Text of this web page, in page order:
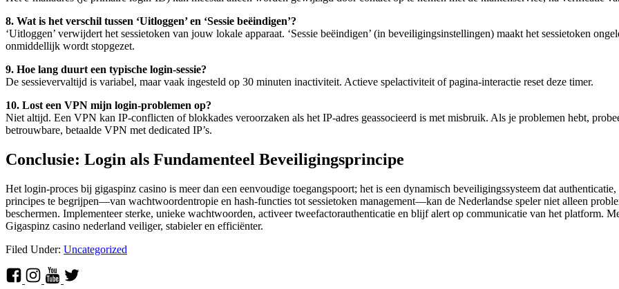
8. Wat is het verschil tussen ‘Uitloggen’ en ‘Sessie beëindigen’?
‘Uitloggen’ verwijdert het sessietoken van jouw lokale apparaat. ‘Sessie beëindigen’ (in beveiligingsinstellingen) maakt het sessietoken
onmiddellijk wordt stopgezet.
9. Hoe lang duurt een typische login-sessie?
De sessievervaltijd is variabel, maar vaak ingesteld op 30 minuten inactiviteit. Actieve spelactiviteit of pagina-interactie reset deze timer.
10. Lost een VPN mijn login-problemen op?
Niet altijd. Een VPN kan IP-conflicten of blokkades veroorzaken als het IP-adres geassocieerd is met misbruik. Als je problemen hebt,
betrouwbare, betaalde VPN met dedicated IP’s.
Conclusie: Login als Fundamenteel Beveiligingsprincipe
Het login-proces bij gigaspinz casino is meer dan een eenvoudige toegangspoort; het is een dynamisch beveiligingssysteem dat
principes te begrijpen—van wachtwoordentropie en hash-functies tot sessietoken management—kan de Nederlandse speler niet alleen
beschermen. Implementeer sterke, unieke wachtwoorden, activeer tweefactorauthenticatie en blijf alert op communicatie van het platform.
Gigaspinz casino nederland veiliger, stabieler en efficiënter.
Filed Under: Uncategorized